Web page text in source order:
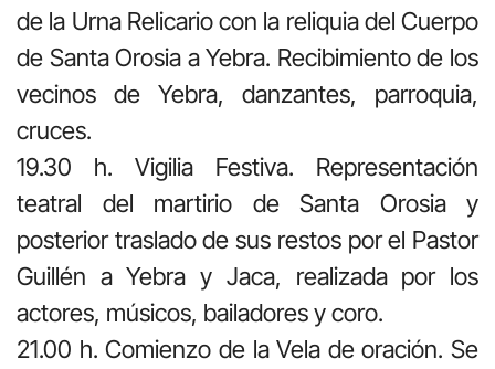
de la Urna Relicario con la reliquia del Cuerpo
de Santa Orosia a Yebra. Recibimiento de los
vecinos de Yebra, danzantes, parroquia,
cruces.
19.30 h. Vigilia Festiva. Representación
teatral del martirio de Santa Orosia y
posterior traslado de sus restos por el Pastor
Guillén a Yebra y Jaca, realizada por los
actores, músicos, bailadores y coro.
21.00 h. Comienzo de la Vela de oración. Se